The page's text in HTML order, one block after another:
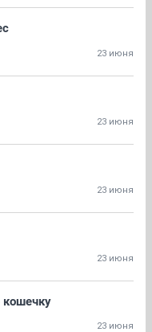
23 июня
23 июня
23 июня
23 июня
23 июня